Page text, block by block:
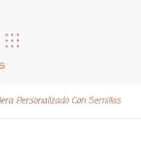
Personalizado Con Semillas